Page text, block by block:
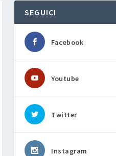
SEGUICI
Facebook
Youtube
Twitter
Instagram